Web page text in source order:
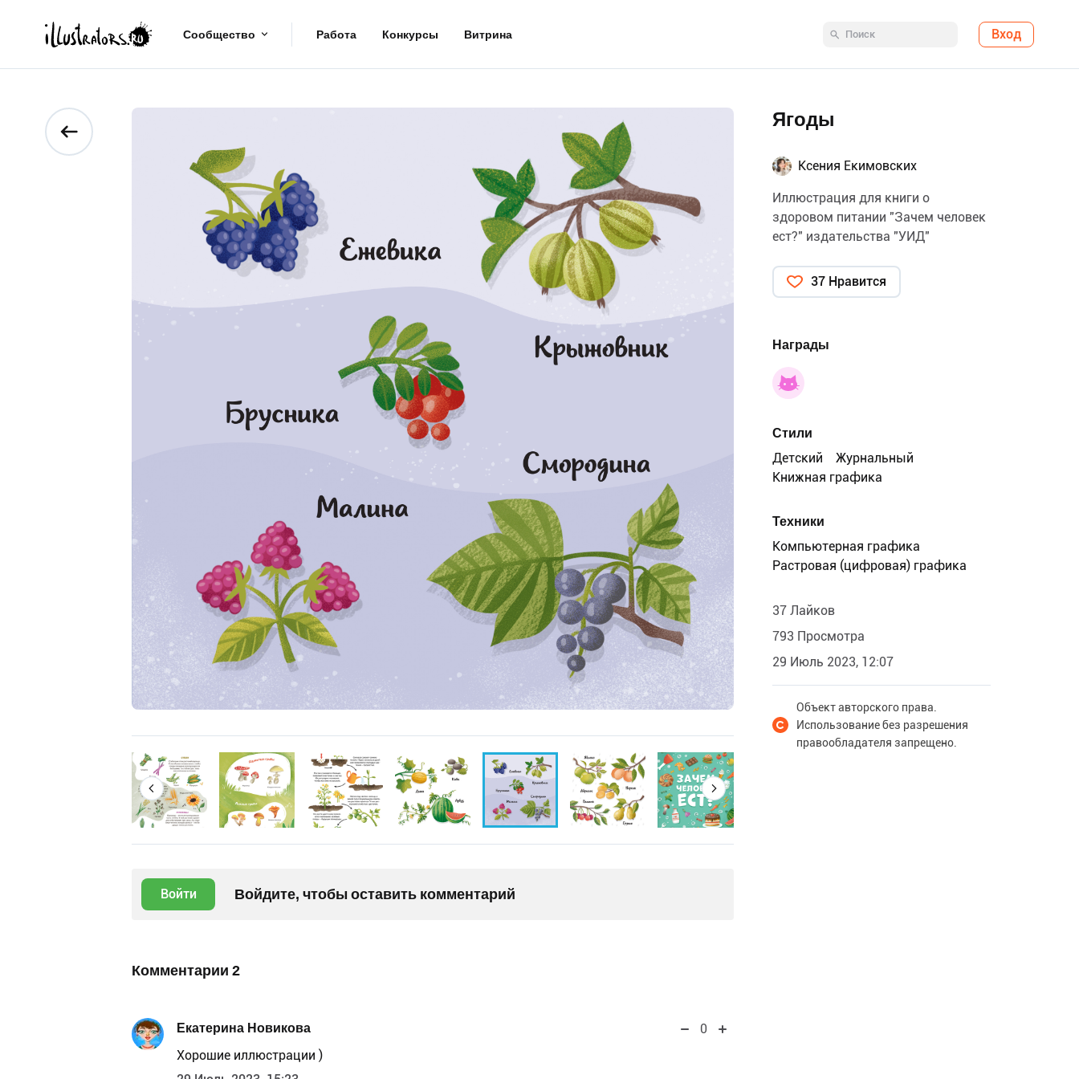
Сообщество Работа Конкурсы Витрина Вход
Войти Войдите, чтобы оставить комментарий
Комментарии 2
Екатерина Новикова
0
Хорошие иллюстрации )
Ягоды
Ксения Екимовских
Иллюстрация для книги о
здоровом питании "Зачем человек
ест?" издательства "УИД"
37 Нравится
Награды
Стили
Детский
Журнальный
Книжная графика
Техники
Компьютерная графика
Растровая (цифровая) графика
37 Лайков
793 Просмотра
29 Июль 2023, 12:07
Объект авторского права.
Использование без разрешения
правообладателя запрещено.